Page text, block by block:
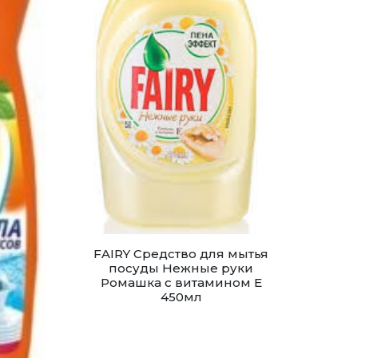
FAIRY Средство для мытья
посуды Нежные руки
Ромашка с витамином Е
450мл